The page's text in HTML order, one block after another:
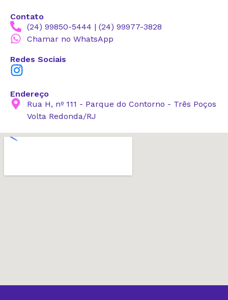
Contato
(24) 99850-5444 | (24) 99977-3828
Chamar no WhatsApp
Redes Sociais
Endereço
Rua H, nº 111 - Parque do Contorno - Três Poços
Volta Redonda/RJ